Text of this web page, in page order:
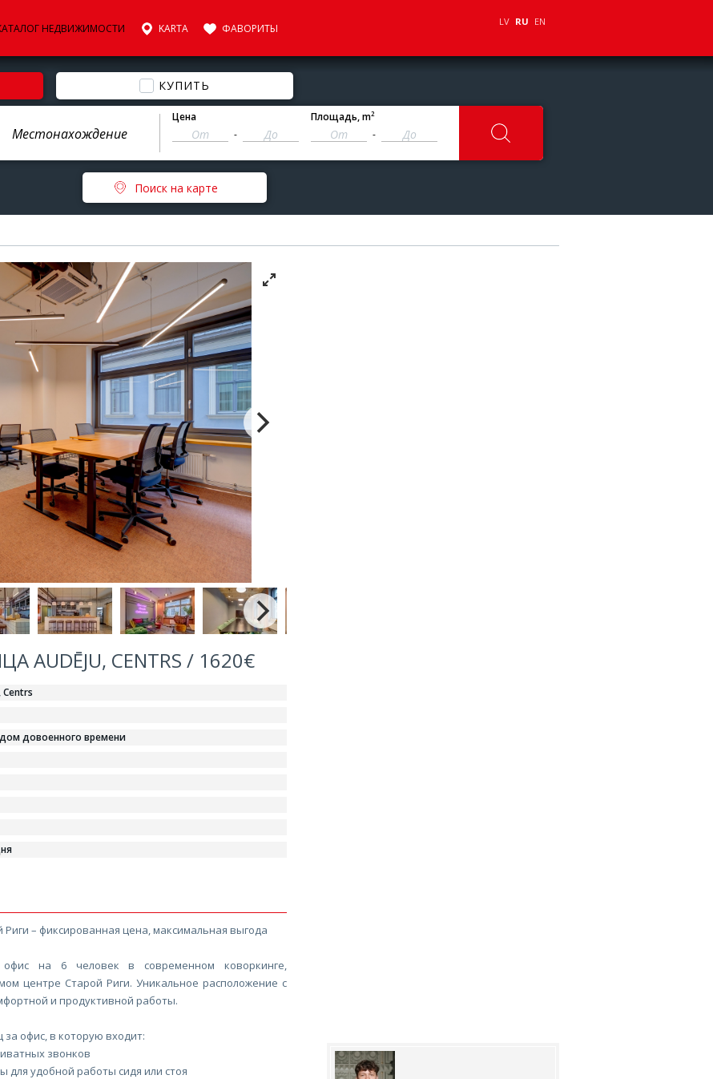
НЕДВИЖИМОСТИ KARTA ФАВОРИТЫ
LV RU EN
КУПИТЬ
Цена
-
Площадь, m2
-
Поиск на карте
CENTRS / 1620€
Centrs
довоенного времени
– фиксированная цена, максимальная выгода
на 6 человек в современном коворкинге,
центре Старой Риги. Уникальное расположение с
и продуктивной работы.
офис, в которую входит:
звонков
для удобной работы сидя или стоя